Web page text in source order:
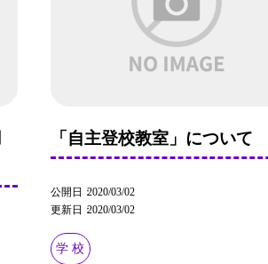
「自主登校教室」について
公開日 2020/03/02
更新日 2020/03/02
学 校